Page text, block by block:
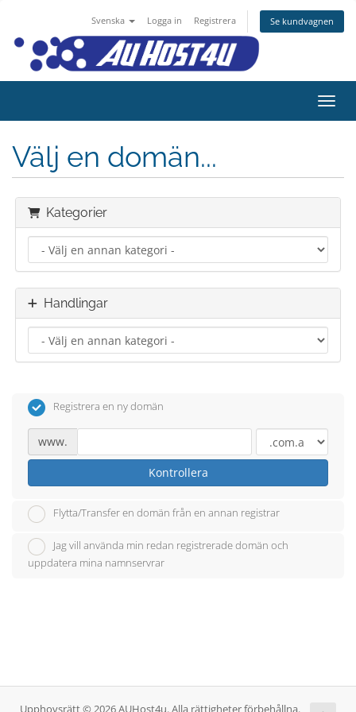
Svenska Logga in Registrera Se kundvagnen
Välj en domän...
Kategorier
Handlingar
Registrera en ny domän
www.
Kontrollera
Flytta/Transfer en domän från en annan registrar
Jag vill använda min redan registrerade domän och
uppdatera mina namnservrar
Upphovsrätt © 2026 AUHost4u. Alla rättigheter förbehållna.